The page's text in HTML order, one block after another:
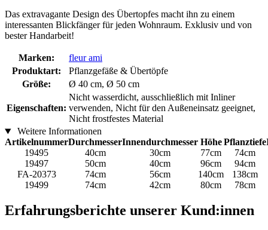
Das extravagante Design des Übertopfes macht ihn zu einem
interessanten Blickfänger für jeden Wohnraum. Exklusiv und von
bester Handarbeit!
Marken:
fleur ami
Produktart:
Pflanzgefäße & Übertöpfe
Größe:
Ø 40 cm, Ø 50 cm
Eigenschaften:
Nicht wasserdicht, ausschließlich mit Inliner
verwenden, Nicht für den Außeneinsatz geeignet,
Nicht frostfestes Material
Weitere Informationen
ArtikelnummerDurchmesserInnendurchmesser Höhe Pflanztiefe
19495
40cm 30cm 77cm
74cm
19497
50cm 40cm 96cm
94cm
FA-20373
74cm 56cm 140cm
138cm
19499
74cm 42cm 80cm 78cm
Erfahrungsberichte unserer Kund:innen